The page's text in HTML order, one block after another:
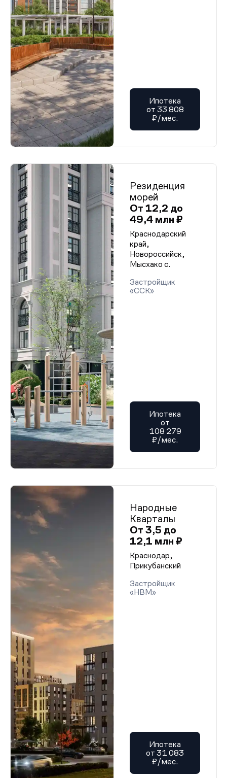
Ипотека
от 33 808
₽/мес.
Резиденция
морей
От 12,2 до
49,4 млн ₽
Краснодарский
край,
Новороссийск,
Мысхако с.
Застройщик
«ССК»
Ипотека
от
108 279
₽/мес.
Народные
Кварталы
От 3,5 до
12,1 млн ₽
Краснодар,
Прикубанский
Застройщик
«НВМ»
Ипотека
от 31 083
₽/мес.